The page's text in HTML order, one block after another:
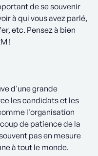
de se souvenir
à qui vous avez parlé,
etc. Pensez à bien
!
d'une grande
les candidats et les
l'organisation
de patience de la
pas en mesure
à tout le monde.